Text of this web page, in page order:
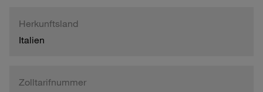
Herkunftsland
Italien
Zolltarifnummer